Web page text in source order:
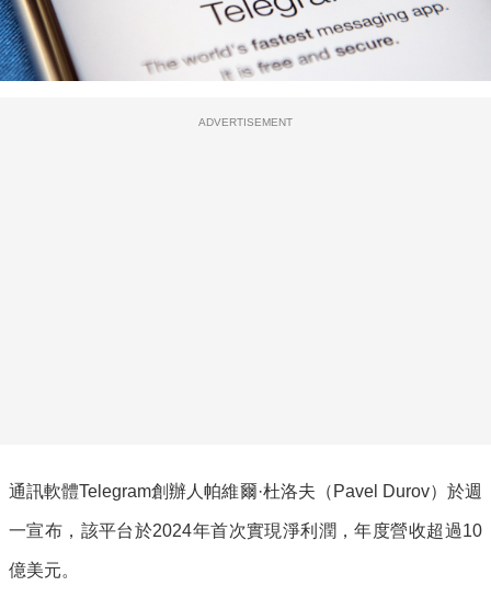
ADVERTISEMENT
通訊軟體Telegram創辦人帕維爾·杜洛夫（Pavel Durov）於週
一宣布，該平台於2024年首次實現淨利潤，年度營收超過10
億美元。